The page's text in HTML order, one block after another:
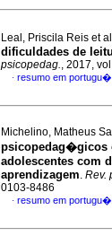
Leal, Priscila Reis et
dificuldades de
psicopedag., 2017,
· resumo em
Michelino, Matheus
psicopedag�gicos
adolescentes com
aprendizagem. Rev.
0103-8486
· resumo em